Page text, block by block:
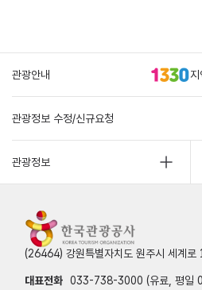
관광안내
관광정보 수정/신규요청
관광정보
(26464) 강원특별자치도 원주시 세계로
대표전화 033-738-3000 (유료, 평일